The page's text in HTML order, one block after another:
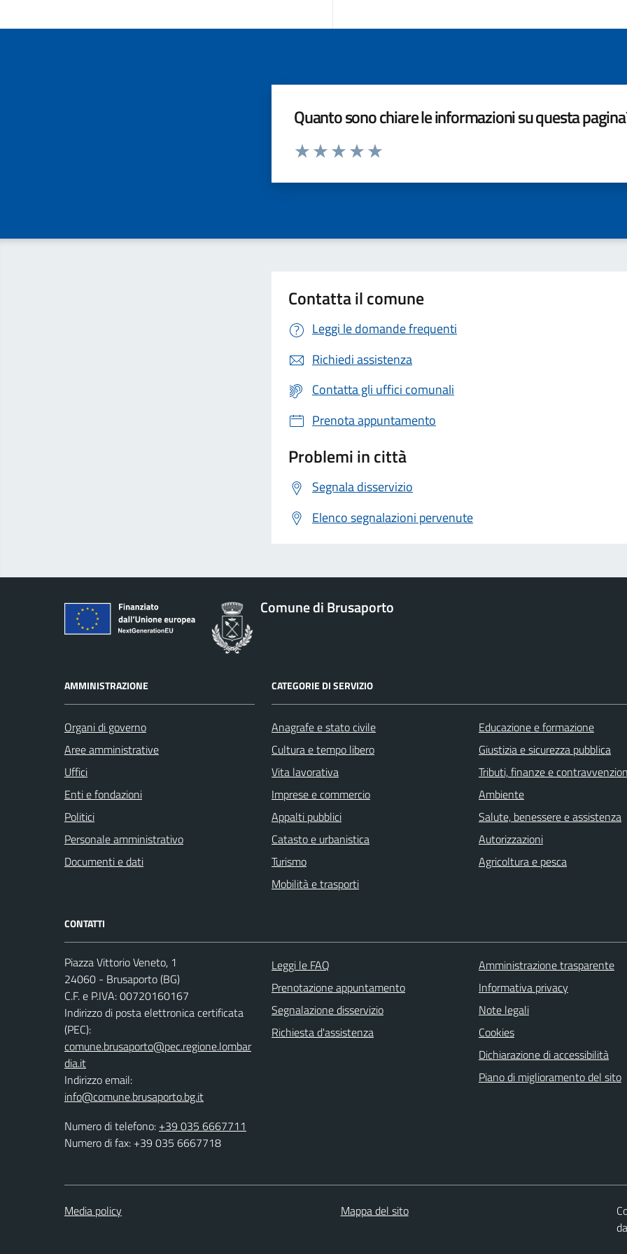
Quanto sono chiare le informazioni su questa
Valuta da 1 a 5 stelle la pagina
Contatta il comune
Leggi le domande frequenti
Richiedi assistenza
Contatta gli uffici comunali
Prenota appuntamento
Problemi in città
Segnala disservizio
Elenco segnalazioni pervenute
Comune di Brusaporto
AMMINISTRAZIONE
Organi di governo
Aree amministrative
Uffici
Enti e fondazioni
Politici
Personale amministrativo
Documenti e dati
CATEGORIE DI SERVIZIO
Anagrafe e stato civile
Cultura e tempo libero
Vita lavorativa
Imprese e commercio
Appalti pubblici
Catasto e urbanistica
Turismo
Mobilità e trasporti
Educazione e formazione
Giustizia e sicurezza pubblica
Tributi, finanze e
Ambiente
Salute, benessere e assistenza
Autorizzazioni
Agricoltura e pesca
CONTATTI
Piazza Vittorio Veneto, 1
24060 - Brusaporto (BG)
C.F. e P.IVA: 00720160167
Indirizzo di posta elettronica certificata
(PEC):
comune.brusaporto@pec.regione.lombar
dia.it
Indirizzo email:
info@comune.brusaporto.bg.it
Numero di telefono: +39 035 6667711
Numero di fax: +39 035 6667718
Leggi le FAQ
Prenotazione appuntamento
Segnalazione disservizio
Richiesta d'assistenza
Amministrazione trasparente
Informativa privacy
Note legali
Cookies
Dichiarazione di accessibilità
Piano di miglioramento del sito
Media policy Mappa del sito